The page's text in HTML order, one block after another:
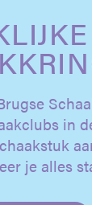
in
je alles